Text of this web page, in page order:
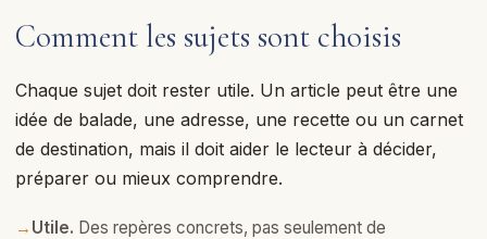
Comment les sujets sont choisis
Chaque sujet doit rester utile. Un article peut être une
idée de balade, une adresse, une recette ou un carnet
de destination, mais il doit aider le lecteur à décider,
préparer ou mieux comprendre.
→ Utile. Des repères concrets, pas seulement de